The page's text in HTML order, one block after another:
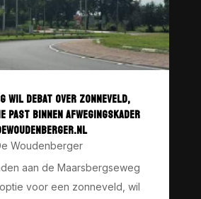
WIL DEBAT OVER ZONNEVELD,
PAST BINNEN AFWEGINGSKADER
Woudenberger
aan de Maarsbergseweg
voor een zonneveld, wil